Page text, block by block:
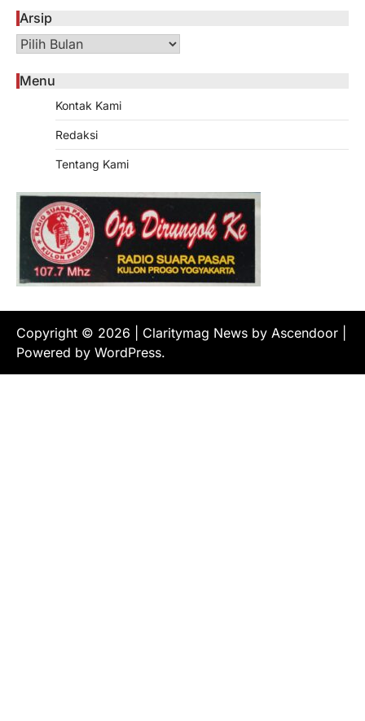
Arsip
Arsip
Menu
Kontak Kami
Redaksi
Tentang Kami
Copyright © 2026 | Claritymag News by Ascendoor
Powered by WordPress.